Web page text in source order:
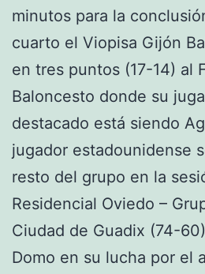
minutos para la
cuarto el Viopisa Gijón
en tres puntos (17-14) al
Baloncesto donde su
destacado está siendo
jugador estadounidense
resto del grupo en la
Residencial Oviedo –
Ciudad de Guadix (74-
Domo en su lucha por el